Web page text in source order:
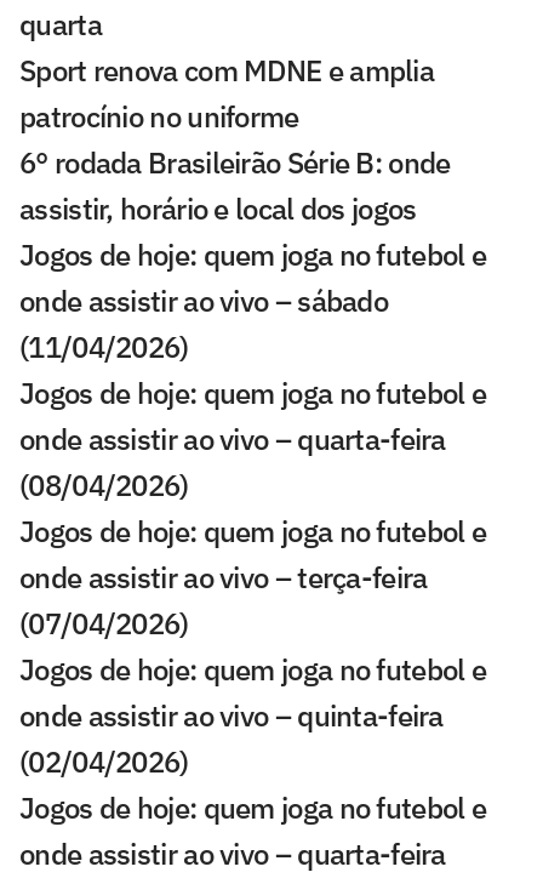
quarta
Sport renova com MDNE e amplia
patrocínio no uniforme
6° rodada Brasileirão Série B: onde
assistir, horário e local dos jogos
Jogos de hoje: quem joga no futebol e
onde assistir ao vivo – sábado
(11/04/2026)
Jogos de hoje: quem joga no futebol e
onde assistir ao vivo – quarta-feira
(08/04/2026)
Jogos de hoje: quem joga no futebol e
onde assistir ao vivo – terça-feira
(07/04/2026)
Jogos de hoje: quem joga no futebol e
onde assistir ao vivo – quinta-feira
(02/04/2026)
Jogos de hoje: quem joga no futebol e
onde assistir ao vivo – quarta-feira